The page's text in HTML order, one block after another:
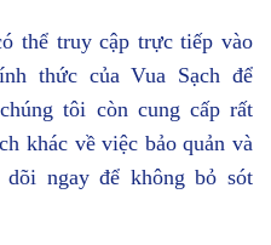
thể truy cập trực tiếp vào
thức của Vua Sạch để
tôi còn cung cấp rất
khác về việc bảo quản và
ngay để không bỏ sót